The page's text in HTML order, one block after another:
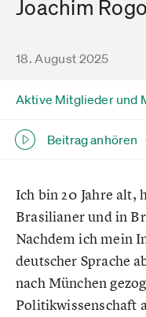
Joachim
18. August 2025
Aktive Mitglieder und
Beitrag anhören
Ich bin 20 Jahre alt,
Brasilianer und in
Nachdem ich mein
deutscher Sprache
nach München
Politikwissenschaft